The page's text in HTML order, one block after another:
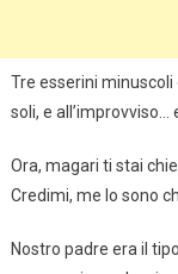
Tre esserini
soli, e all’improvviso…
Ora, magari ti stai
Credimi, me lo sono
Nostro padre era il